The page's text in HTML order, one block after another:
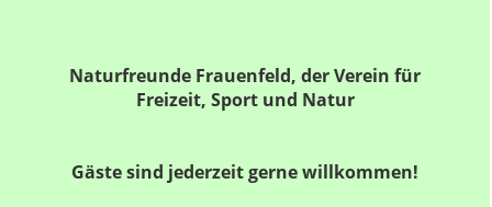
Naturfreunde Frauenfeld, der Verein für
Freizeit, Sport und Natur
Gäste sind jederzeit gerne willkommen!